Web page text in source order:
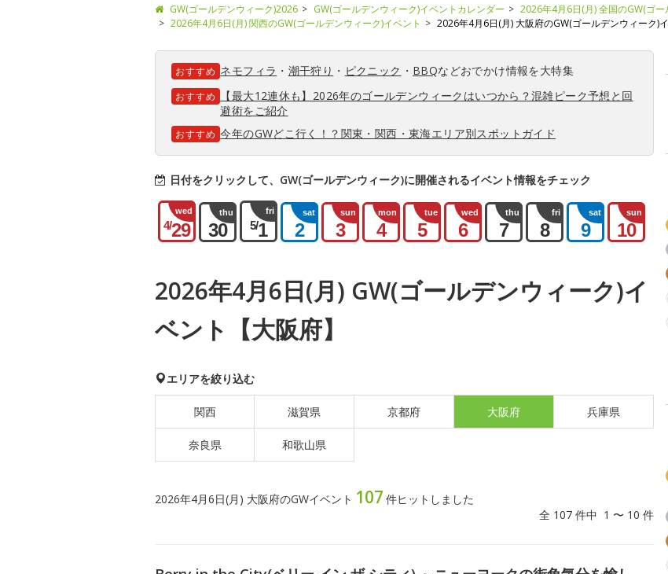
GW(ゴールデンウィーク)2026 GW(ゴールデンウィーク)イベントカレンダー
2026年4月6日(月) 全国のGW(ゴー
2026年4月6日(月) 関西のGW(ゴールデンウィーク)イベント
2026年4月6日(月) 大阪府のGW(ゴールデンウィーク)
おすすめ ネモフィラ ・ 潮干狩り ・ ピクニック ・ BBQなどおでかけ情報を大特集
おすすめ
【最大12連休も】2026年のゴールデンウィークはいつから？混雑ピーク予想と回
避術をご紹介
おすすめ 今年のGWどこ行く！？関東・関西・東海エリア別スポットガイド
日付をクリックして、GW(ゴールデンウィーク)に開催されるイベント情報をチェック
wed
4/29
thu
30
fri
5/1
sat
2
sun
3
mon
4
tue
5
wed
6
thu
7
fri
8
sat
9
sun
10
2026年4月6日(月) GW(ゴールデンウィーク)イ
ベント【大阪府】
エリアを絞り込む
関西 滋賀県 京都府 大阪府 兵庫県
奈良県 和歌山県
2026年4月6日(月) 大阪府のGWイベント 107 件ヒットしました
全 107 件中 1 〜 10 件